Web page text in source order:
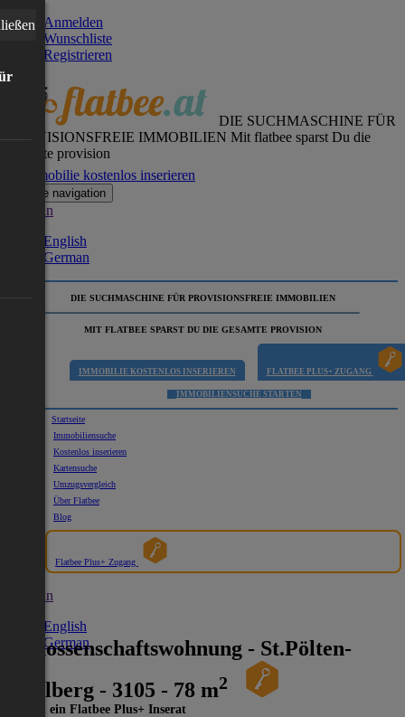
Anmelden
Wunschliste
Registrieren
DIE SUCHMASCHINE FÜR
PROVISIONSFREIE IMMOBILIEN Mit flatbee sparst Du die
gesamte provision
Immobilie kostenlos inserieren
Toggle navigation
German
English
German
DIE SUCHMASCHINE FÜR PROVISIONSFREIE IMMOBILIEN
MIT FLATBEE SPARST DU DIE GESAMTE PROVISION
IMMOBILIE KOSTENLOS INSERIEREN FLATBEE PLUS+ ZUGANG
IMMOBILIENSUCHE STARTEN
Startseite
Immobiliensuche
Kostenlos inserieren
Kartensuche
Umzugsvergleich
Über Flatbee
Blog
Flatbee Plus+ Zugang
German
English
German
Genossenschaftswohnung - St.Pölten-
Radlberg - 3105 - 78 m2
Dies ist ein Flatbee Plus+ Inserat